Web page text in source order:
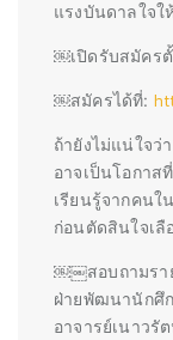
แรงบันดาลใจใ
￼เปิดรับสมัคร
￼สมัครได้ที่:
ถ้ายังไม่แน่ใจว่
อาจเป็นโอกาส
เรียนรู้จากคนใ
ก่อนตัดสินใจเลื
￼￼สอบถามรา
ฝ่ายพัฒนานักศึ
อาจารย์เนาวรั